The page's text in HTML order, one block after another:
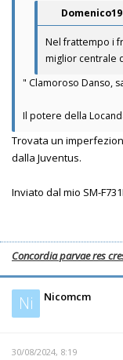
Nel frattempo i
miglior centrale
" Clamoroso Danso,
Il potere della
Trovata un
dalla Juventus.
Inviato dal mio SM-
Concordia parvae res
Ni Nicomcm
30/08/2024, 8:19